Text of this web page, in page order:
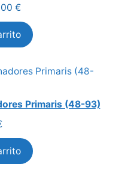
€El
precio
actual
es:
Primaris (48-93)